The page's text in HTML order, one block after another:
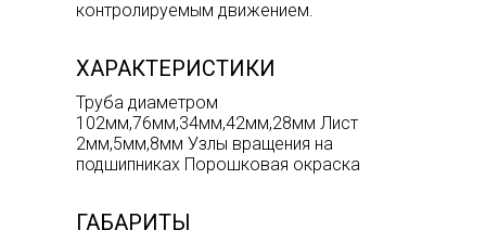
контролируемым движением.
ХАРАКТЕРИСТИКИ
Труба диаметром
102мм,76мм,34мм,42мм,28мм Лист
2мм,5мм,8мм Узлы вращения на
подшипниках Порошковая окраска
ГАБАРИТЫ